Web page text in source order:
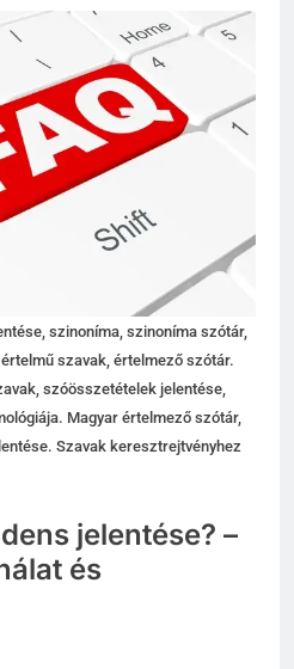
szinoníma, szinoníma szótár,
szavak, értelmező szótár.
szóösszetételek jelentése,
Magyar értelmező szótár,
Szavak keresztrejtvényhez
jelentése? –
és